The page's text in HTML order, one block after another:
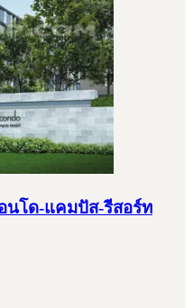
นโด-แคมปัส-รีสอร์ท